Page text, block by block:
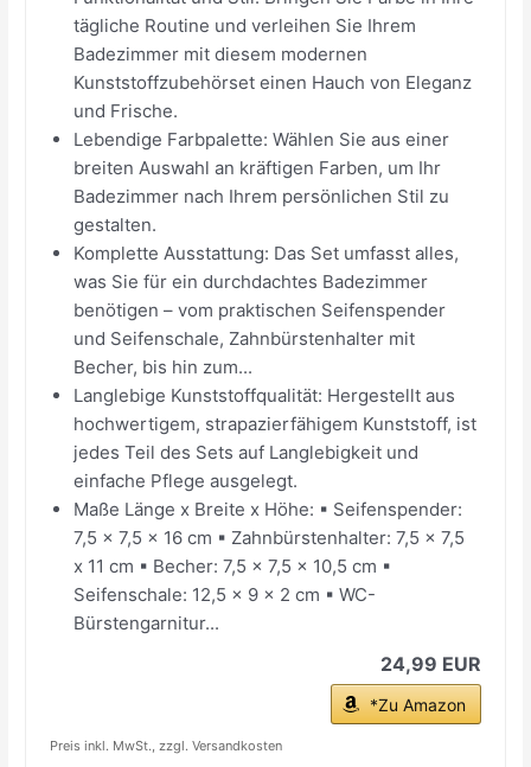
tägliche Routine und verleihen Sie Ihrem
Badezimmer mit diesem modernen
Kunststoffzubehörset einen Hauch von Eleganz
und Frische.
Lebendige Farbpalette: Wählen Sie aus einer
breiten Auswahl an kräftigen Farben, um Ihr
Badezimmer nach Ihrem persönlichen Stil zu
gestalten.
Komplette Ausstattung: Das Set umfasst alles,
was Sie für ein durchdachtes Badezimmer
benötigen – vom praktischen Seifenspender
und Seifenschale, Zahnbürstenhalter mit
Becher, bis hin zum...
Langlebige Kunststoffqualität: Hergestellt aus
hochwertigem, strapazierfähigem Kunststoff, ist
jedes Teil des Sets auf Langlebigkeit und
einfache Pflege ausgelegt.
Maße Länge x Breite x Höhe: ▪ Seifenspender:
7,5 x 7,5 x 16 cm ▪ Zahnbürstenhalter: 7,5 x 7,5
x 11 cm ▪ Becher: 7,5 x 7,5 x 10,5 cm ▪
Seifenschale: 12,5 x 9 x 2 cm ▪ WC-
Bürstengarnitur...
24,99 EUR
*Zu Amazon
Preis inkl. MwSt., zzgl. Versandkosten